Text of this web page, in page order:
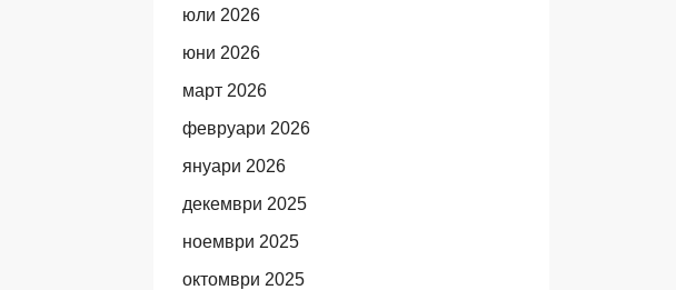
юли 2026
юни 2026
март 2026
февруари 2026
януари 2026
декември 2025
ноември 2025
октомври 2025